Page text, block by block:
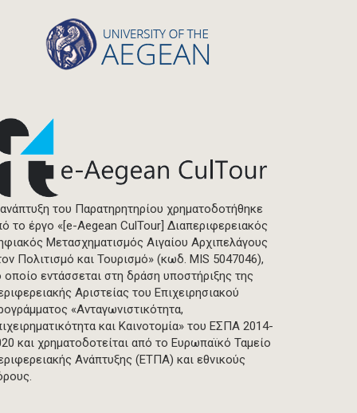
του Παρατηρητηρίου χρηματοδοτήθηκε
το έργο «[e-Aegean CulTour] Διαπεριφερειακός
Μετασχηματισμός Αιγαίου Αρχιπελάγους
Πολιτισμό και Τουρισμό» (κωδ. MIS 5047046),
οποίο εντάσσεται στη δράση υποστήριξης της
Αριστείας του Επιχειρησιακού
«Ανταγωνιστικότητα,
και Καινοτομία» του ΕΣΠΑ 2014-
και χρηματοδοτείται από το Ευρωπαϊκό Ταμείο
Ανάπτυξης (ΕΤΠΑ) και εθνικούς